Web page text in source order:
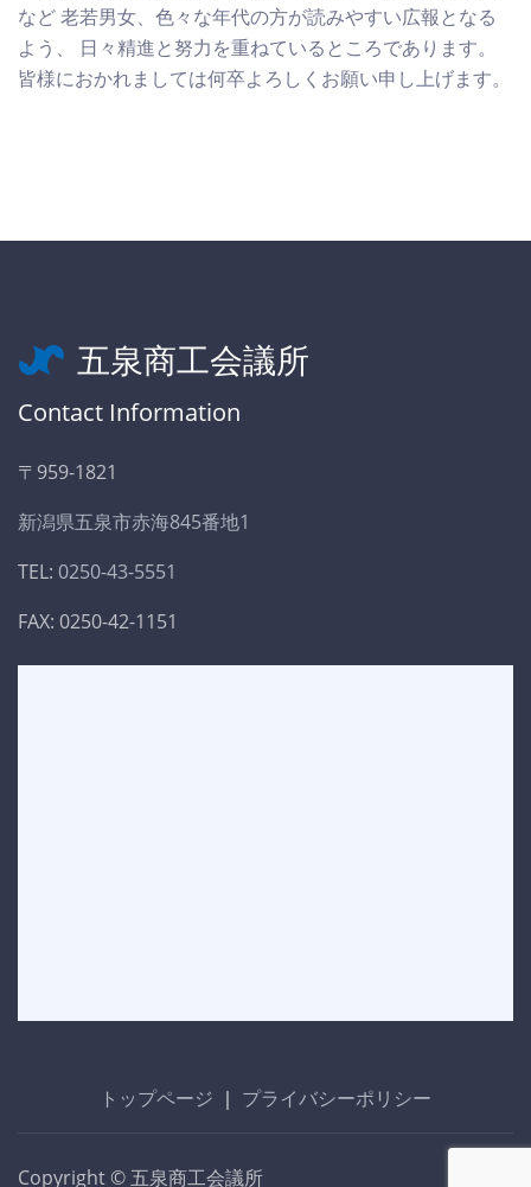
など 老若男女、色々な年代の方が読みやすい広報となる
よう、 日々精進と努力を重ねているところであります。
皆様におかれましては何卒よろしくお願い申し上げます。
五泉商工会議所
Contact Information
〒959-1821
新潟県五泉市赤海845番地1
TEL: 0250-43-5551
FAX: 0250-42-1151
トップページ ｜ プライバシーポリシー
Copyright © 五泉商工会議所